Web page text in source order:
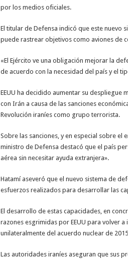
por los medios oficiales.
El titular de Defensa indicó que este nuevo
puede rastrear objetivos como aviones de
«El Ejército ve una obligación mejorar la
de acuerdo con la necesidad del país y el
EEUU ha decidido aumentar su despliegue
con Irán a causa de las sanciones
Revolución iraníes como grupo terrorista.
Sobre las sanciones, y en especial sobre
ministro de Defensa destacó que el país
aérea sin necesitar ayuda extranjera».
Hatamí aseveró que el nuevo sistema de
esfuerzos realizados para desarrollar las
El desarrollo de estas capacidades, en
razones esgrimidas por EEUU para volver
unilateralmente del acuerdo nuclear de
Las autoridades iraníes aseguran que sus